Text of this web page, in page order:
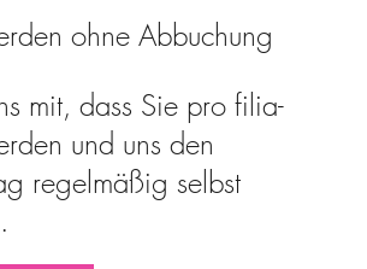
ohne Abbuchung
mit, dass Sie pro filia-
und uns den
regelmäßig selbst